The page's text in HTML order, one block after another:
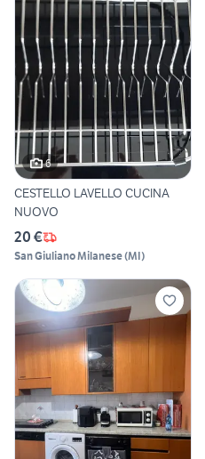
6
CESTELLO LAVELLO CUCINA
NUOVO
20 €
San Giuliano Milanese(MI)